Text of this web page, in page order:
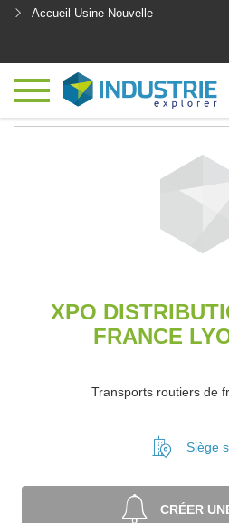
Accueil Usine Nouvelle
XPO
FRANCE
Transports routiers de
Siège
CRÉER